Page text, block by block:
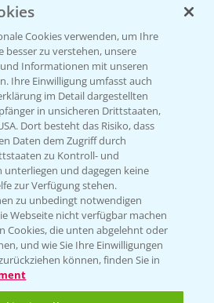
WhatsApp
346 564 1
30-20220
Sie uns
Cookies verwenden, um Ihre
besser zu verstehen, unsere
Informationen mit unseren
Ihre Einwilligung umfasst auch
im Detail dargestellten
in unsicheren Drittstaaten,
Dort besteht das Risiko, dass
Daten dem Zugriff durch
zu Kontroll- und
unterliegen und dagegen keine
zur Verfügung stehen.
zu unbedingt notwendigen
Webseite nicht verfügbar machen
Cookies, die unten abgelehnt oder
und wie Sie Ihre Einwilligungen
können, finden Sie in